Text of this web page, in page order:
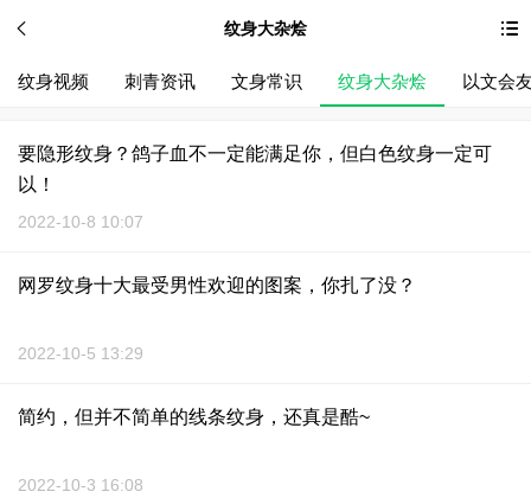
纹身大杂烩
纹身视频 刺青资讯 文身常识 纹身大杂烩 以文会
要隐形纹身？鸽子血不一定能满足你，但白色纹身一定可
以！
2022-10-8 10:07
网罗纹身十大最受男性欢迎的图案，你扎了没？
2022-10-5 13:29
简约，但并不简单的线条纹身，还真是酷~
2022-10-3 16:08